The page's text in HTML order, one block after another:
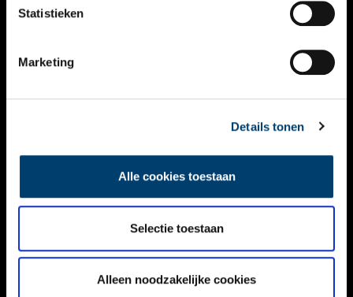
Statistieken
Marketing
Details tonen
Alle cookies toestaan
Selectie toestaan
Alleen noodzakelijke cookies
NIEUWSBRIEF
DISCLAIMER
TOEGANKELIJKHEID
Volg ONH op social media